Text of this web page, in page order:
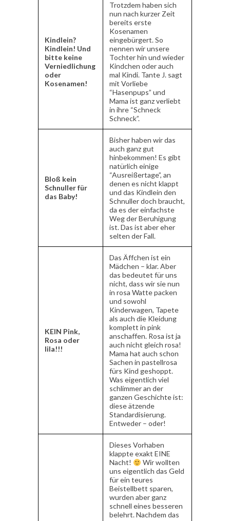
Kindlein?
Kindlein! Und
bitte keine
Verniedlichung
oder
Kosenamen!
Trotzdem haben sich
nun nach kurzer Zeit
bereits erste
Kosenamen
eingebürgert. So
nennen wir unsere
Tochter hin und wieder
Kindchen oder auch
mal Kindi. Tante J. sagt
mit Vorliebe
“Hasenpups” und
Mama ist ganz verliebt
in ihre “Schneck
Schneck”.
Bloß kein
Schnuller für
das Baby!
Bisher haben wir das
auch ganz gut
hinbekommen! Es gibt
natürlich einige
“Ausreißertage”, an
denen es nicht klappt
und das Kindlein den
Schnuller doch braucht,
da es der einfachste
Weg der Beruhigung
ist. Das ist aber eher
selten der Fall.
KEIN Pink,
Rosa oder
lila!!!
Das Äffchen ist ein
Mädchen – klar. Aber
das bedeutet für uns
nicht, dass wir sie nun
in rosa Watte packen
und sowohl
Kinderwagen, Tapete
als auch die Kleidung
komplett in pink
anschaffen. Rosa ist ja
auch nicht gleich rosa!
Mama hat auch schon
Sachen in pastellrosa
fürs Kind geshoppt.
Was eigentlich viel
schlimmer an der
ganzen Geschichte ist:
diese ätzende
Standardisierung.
Entweder – oder!
Dieses Vorhaben
klappte exakt EINE
Nacht!
Wir wollten
uns eigentlich das Geld
für ein teures
Beistellbett sparen,
wurden aber ganz
schnell eines besseren
belehrt. Nachdem das